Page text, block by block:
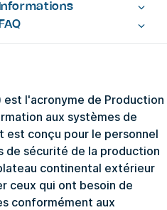
Informations
FAQ
est l'acronyme de Production
aux systèmes de
conçu pour le personnel
de sécurité de la production
continental extérieur
ceux qui ont besoin de
conformément aux